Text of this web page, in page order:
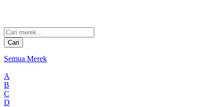
Cari
Semua Merek
A
B
C
D